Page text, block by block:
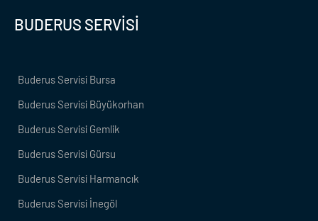
BUDERUS SERVİSİ
Buderus Servisi Bursa
Buderus Servisi Büyükorhan
Buderus Servisi Gemlik
Buderus Servisi Gürsu
Buderus Servisi Harmancık
Buderus Servisi İnegöl